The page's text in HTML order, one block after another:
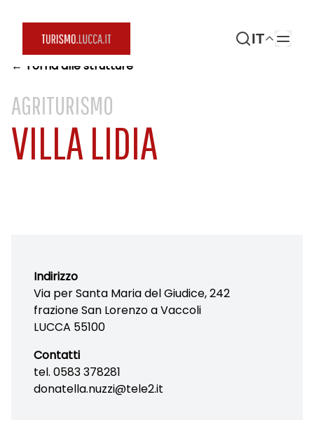
IT
← Torna alle strutture
AGRITURISMO
VILLA LIDIA
Indirizzo
Via per Santa Maria del Giudice, 242
frazione San Lorenzo a Vaccoli
LUCCA 55100
Contatti
tel. 0583 378281
donatella.nuzzi@tele2.it